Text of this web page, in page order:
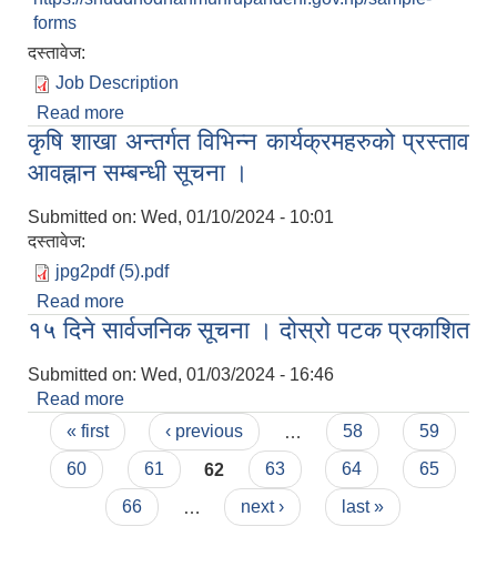
forms
दस्तावेज:
Job Description
Read more
कृषि शाखा अन्तर्गत विभिन्‍न कार्यक्रमहरुको प्रस्ताव
आवह्नान सम्बन्धी सूचना ।
Submitted on: Wed, 01/10/2024 - 10:01
दस्तावेज:
jpg2pdf (5).pdf
Read more
आवह्नान सम्बन्धी सूचना ।
१५ दिने सार्वजनिक सूचना । दोस्रो पटक प्रकाशित
Submitted on: Wed, 01/03/2024 - 16:46
Read more
Pages
« first ‹ previous 58
59
60
61 62 63 64
65
66
next › last »